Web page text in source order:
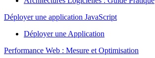
Déployer une application JavaScript
Déployer une Application
Performance Web : Mesure et Optimisation